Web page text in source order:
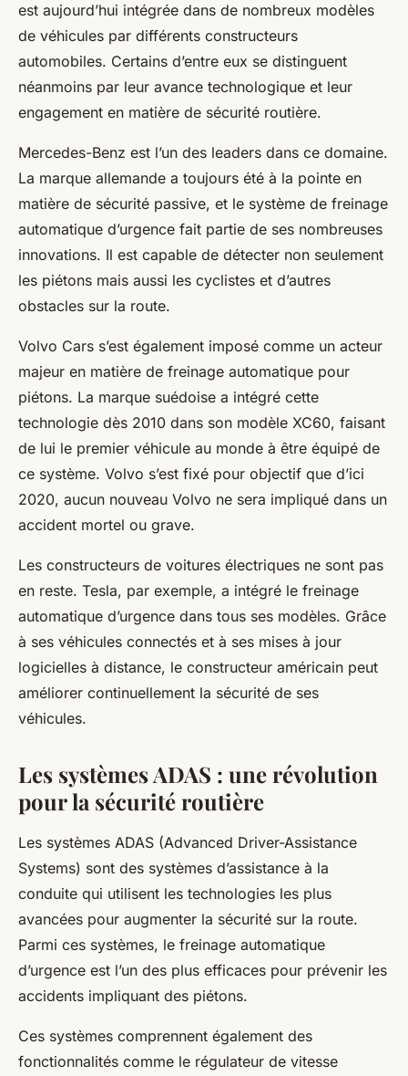
est aujourd’hui intégrée dans de nombreux modèles
de véhicules par différents constructeurs
automobiles. Certains d’entre eux se distinguent
néanmoins par leur avance technologique et leur
engagement en matière de sécurité routière.
Mercedes-Benz est l’un des leaders dans ce domaine.
La marque allemande a toujours été à la pointe en
matière de sécurité passive, et le système de freinage
automatique d’urgence fait partie de ses nombreuses
innovations. Il est capable de détecter non seulement
les piétons mais aussi les cyclistes et d’autres
obstacles sur la route.
Volvo Cars s’est également imposé comme un acteur
majeur en matière de freinage automatique pour
piétons. La marque suédoise a intégré cette
technologie dès 2010 dans son modèle XC60, faisant
de lui le premier véhicule au monde à être équipé de
ce système. Volvo s’est fixé pour objectif que d’ici
2020, aucun nouveau Volvo ne sera impliqué dans un
accident mortel ou grave.
Les constructeurs de voitures électriques ne sont pas
en reste. Tesla, par exemple, a intégré le freinage
automatique d’urgence dans tous ses modèles. Grâce
à ses véhicules connectés et à ses mises à jour
logicielles à distance, le constructeur américain peut
améliorer continuellement la sécurité de ses
véhicules.
Les systèmes ADAS : une révolution
pour la sécurité routière
Les systèmes ADAS (Advanced Driver-Assistance
Systems) sont des systèmes d’assistance à la
conduite qui utilisent les technologies les plus
avancées pour augmenter la sécurité sur la route.
Parmi ces systèmes, le freinage automatique
d’urgence est l’un des plus efficaces pour prévenir les
accidents impliquant des piétons.
Ces systèmes comprennent également des
fonctionnalités comme le régulateur de vitesse